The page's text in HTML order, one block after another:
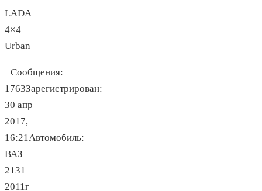
LADA
4×4
Urban
Сообщения:
1763Зарегистрирован:
30 апр
2017,
16:21Автомобиль:
ВАЗ
2131
2011г